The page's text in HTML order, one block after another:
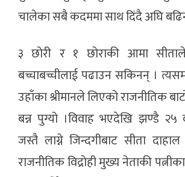
चालेका सबै कदममा साथ दिंदै अघि
३ छोरी र १ छोराकी आमा
बच्चाबच्चीलाई पढाउन सकिनन् ।
उहाँका श्रीमानले लिएको राजनीतिक
बन्न पुग्यो ।विवाह भएदेखि झण्डै २५
जस्तै लाग्ने जिन्दगीबाट सीता
राजनीतिक विद्रोही मुख्य नेताकी